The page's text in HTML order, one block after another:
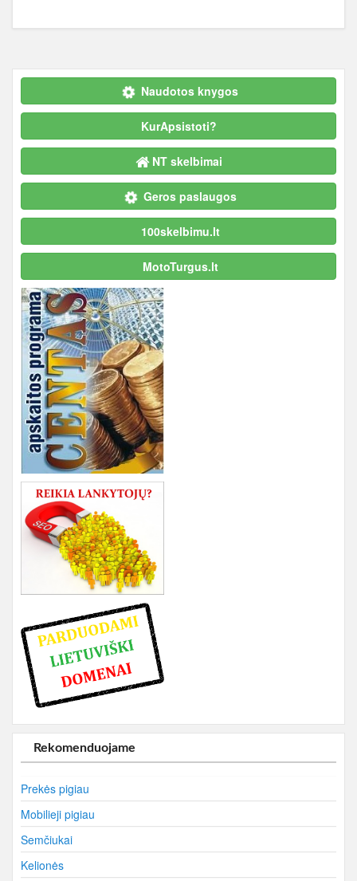
Naudotos knygos
KurApsistoti?
NT skelbimai
Geros paslaugos
100skelbimu.lt
MotoTurgus.lt
Rekomenduojame
Prekės pigiau
Mobilieji pigiau
Semčiukai
Kelionės